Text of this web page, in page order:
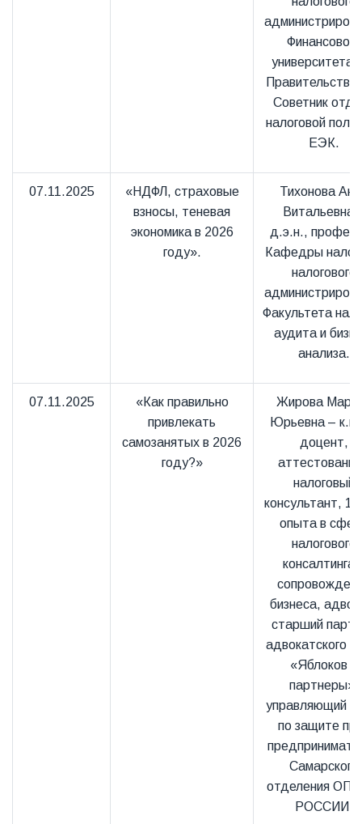
Финансового
университета
Советник
налоговой
ЕЭК.
07.11.2025
«НДФЛ, страховые
взносы, теневая
экономика в 2026
году».
Тихонова
Витальевна
д.э.н.,
Кафедры
налогового
Факультета
аудита и
анализа.
07.11.2025
«Как правильно
привлекать
самозанятых в 2026
году?»
Жирова
Юрьевна –
доцент,
налоговый
консультант,
опыта в
налогового
консалтинга
бизнеса,
старший
адвокатского
«Яблоков и
партнеры»,
управляющий
по защите
Самарского
отделения
РОССИИ.